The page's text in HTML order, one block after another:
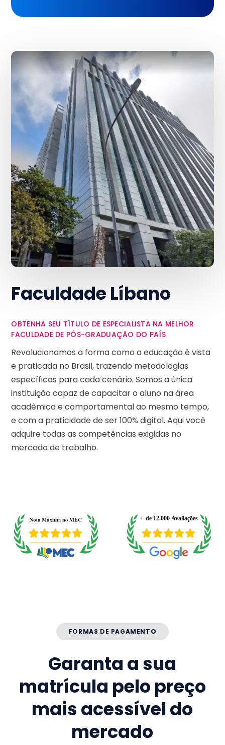
Faculdade Líbano
OBTENHA SEU TÍTULO DE ESPECIALISTA NA MELHOR
FACULDADE DE PÓS-GRADUAÇÃO DO PAÍS
Revolucionamos a forma como a educação é vista
e praticada no Brasil, trazendo metodologias
específicas para cada cenário. Somos a única
instituição capaz de capacitar o aluno na área
acadêmica e comportamental ao mesmo tempo,
e com a praticidade de ser 100% digital. Aqui você
adquire todas as competências exigidas no
mercado de trabalho.
FORMAS DE PAGAMENTO
Garanta a sua
matrícula pelo preço
mais acessível do
mercado